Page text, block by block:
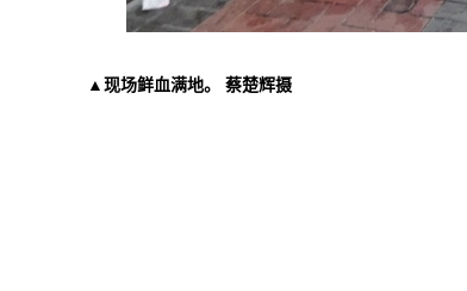
▲现场鲜血满地。 蔡楚辉摄